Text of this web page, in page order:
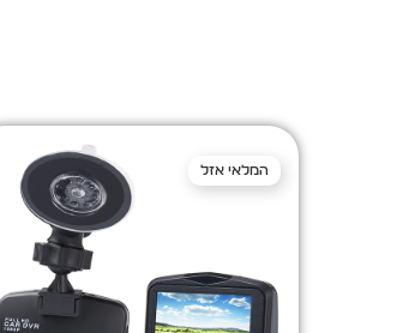
המלאי אזל